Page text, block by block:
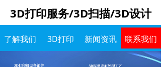
了解我们 3D打印 新闻资讯 联系我们
3D打印服务/3D扫描/3D设计